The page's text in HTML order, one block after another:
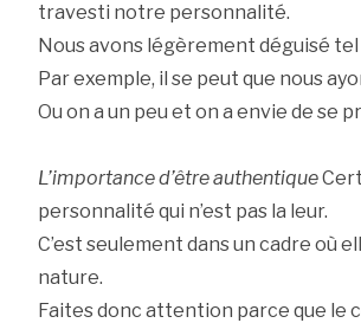
travesti notre personnalité.
Nous avons légèrement déguisé
Par exemple, il se peut que nous
Ou on a un peu et on a envie de se
L’importance d’être authentique
personnalité qui n’est pas la leur.
C’est seulement dans un cadre où
nature.
Faites donc attention parce que le